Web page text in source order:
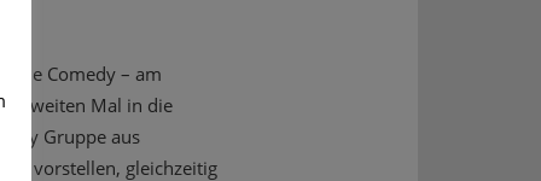
Comedy – am
zweiten Mal in die
Gruppe aus
vorstellen, gleichzeitig